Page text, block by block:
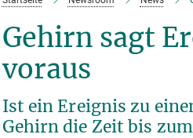
Gehirn sagt
voraus
Ist ein Ereignis zu
Gehirn die Zeit bis